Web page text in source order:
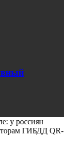
у россиян
ГИБДД QR-